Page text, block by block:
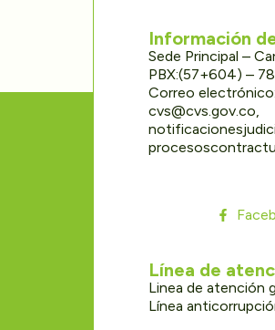
Información
Sede Principal –
PBX:(57+604) –
Correo electrónico:
cvs@cvs.gov.co,
Línea de
Linea de atención
Línea